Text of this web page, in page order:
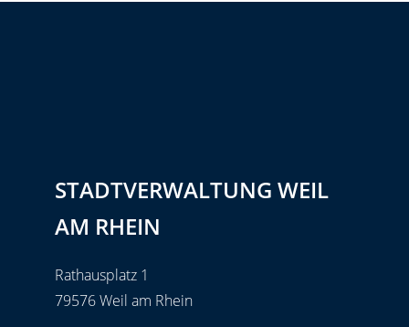
STADTVERWALTUNG WEIL
AM RHEIN
Rathausplatz 1
79576 Weil am Rhein